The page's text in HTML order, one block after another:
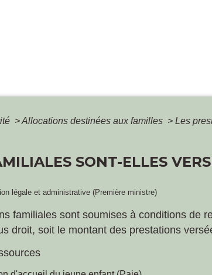
>Allocations destinées aux familles > Les
SONT-ELLES
légale et administrative (Première ministre)
familiales sont soumises à conditions de
droit, soit le montant des prestations